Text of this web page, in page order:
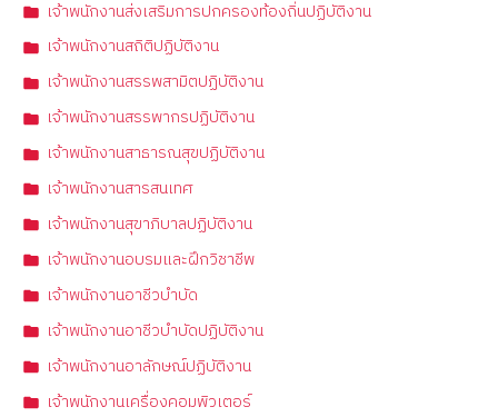
เจ้าพนักงานส่งเสริมการปกครองท้องถิ่นปฏิบัติงาน
เจ้าพนักงานสถิติปฏิบัติงาน
เจ้าพนักงานสรรพสามิตปฏิบัติงาน
เจ้าพนักงานสรรพากรปฏิบัติงาน
เจ้าพนักงานสาธารณสุขปฏิบัติงาน
เจ้าพนักงานสารสนเทศ
เจ้าพนักงานสุขาภิบาลปฏิบัติงาน
เจ้าพนักงานอบรมและฝึกวิชาชีพ
เจ้าพนักงานอาชีวบำบัด
เจ้าพนักงานอาชีวบำบัดปฏิบัติงาน
เจ้าพนักงานอาลักษณ์ปฏิบัติงาน
เจ้าพนักงานเครื่องคอมพิวเตอร์